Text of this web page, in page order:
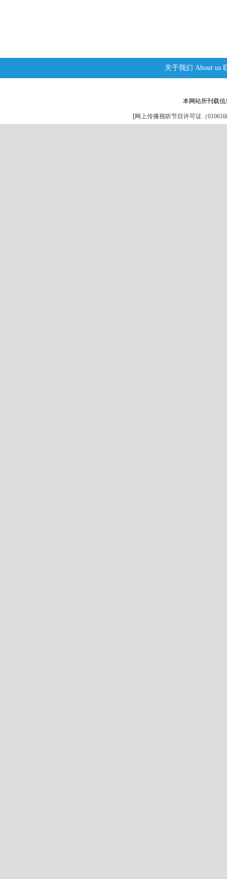
关于我们 About us
本网站所刊载
[网上传播视听节目许可证（